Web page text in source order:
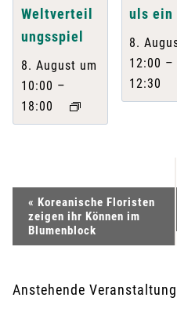
Weltverteil
ungsspiel
8. August um
10:00 –
18:00
uls ein
8.
12:00 –
12:30
a
« Koreanische Floristen
zeigen ihr Können im
Blumenblock
Anstehende